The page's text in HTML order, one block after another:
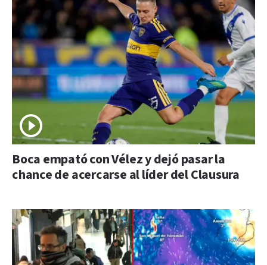
Boca empató con Vélez y dejó pasar la
chance de acercarse al líder del Clausura